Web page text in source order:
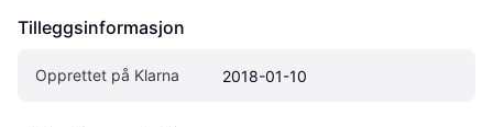
Tilleggsinformasjon
Opprettet på Klarna 2018-01-10